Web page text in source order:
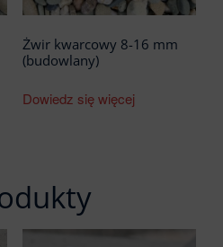
Żwir kwarcowy 8-16 mm
(budowlany)
Dowiedz się więcej